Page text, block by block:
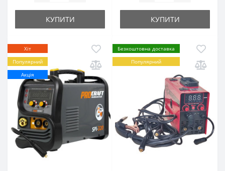
КУПИТИ КУПИТИ
Хіт
Популярний
Акція
Безкоштовна доставка
Популярний